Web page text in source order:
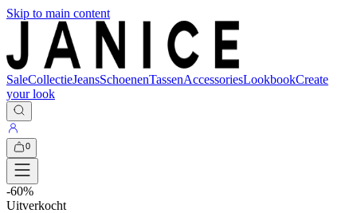
Skip to main content
SaleCollectieJeansSchoenenTassenAccessoriesLookbookCreate
your look
0
-60%
Uitverkocht